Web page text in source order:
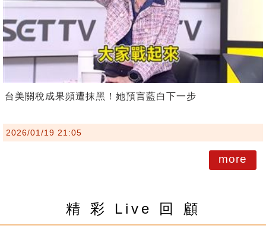
台美關稅成果頻遭抹黑！她預言藍白下一步
2026/01/19 21:05
more
精 彩 Live 回 顧